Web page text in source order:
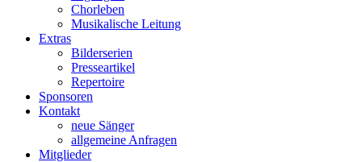
Chorleben
Musikalische Leitung
Extras
Bilderserien
Presseartikel
Repertoire
Sponsoren
Kontakt
neue Sänger
allgemeine Anfragen
Mitglieder